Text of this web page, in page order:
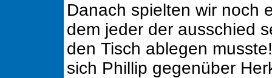
Danach spielten wir noch
dem jeder der ausschied
den Tisch ablegen
sich Phillip gegenüber